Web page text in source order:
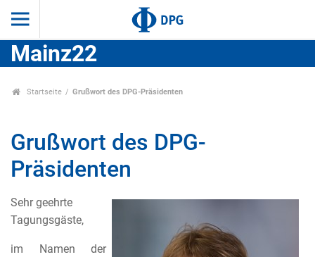
Mainz22
Startseite Grußwort des DPG-Präsidenten
Grußwort des DPG-
Präsidenten
Sehr geehrte
Tagungsgäste,
im Namen der